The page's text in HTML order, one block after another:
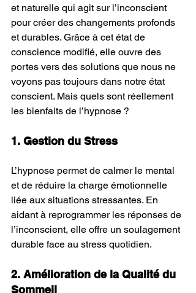
et naturelle qui agit sur l’inconscient
pour créer des changements profonds
et durables. Grâce à cet état de
conscience modifié, elle ouvre des
portes vers des solutions que nous ne
voyons pas toujours dans notre état
conscient. Mais quels sont réellement
les bienfaits de l’hypnose ?
1. Gestion du Stress
L’hypnose permet de calmer le mental
et de réduire la charge émotionnelle
liée aux situations stressantes. En
aidant à reprogrammer les réponses de
l’inconscient, elle offre un soulagement
durable face au stress quotidien.
2. Amélioration de la Qualité du
Sommeil